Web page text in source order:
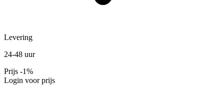
Levering
24-48 uur
Prijs -1%
Login voor prijs